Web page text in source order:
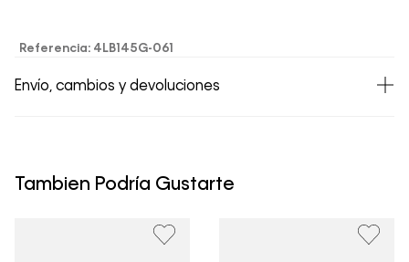
Referencia: 4LB145G-061
Envío, cambios y devoluciones
un período de 30 días calendario tras la recepción.
clientes, no aceptamos devoluciones en ropa interior y
Tambien Podría Gustarte